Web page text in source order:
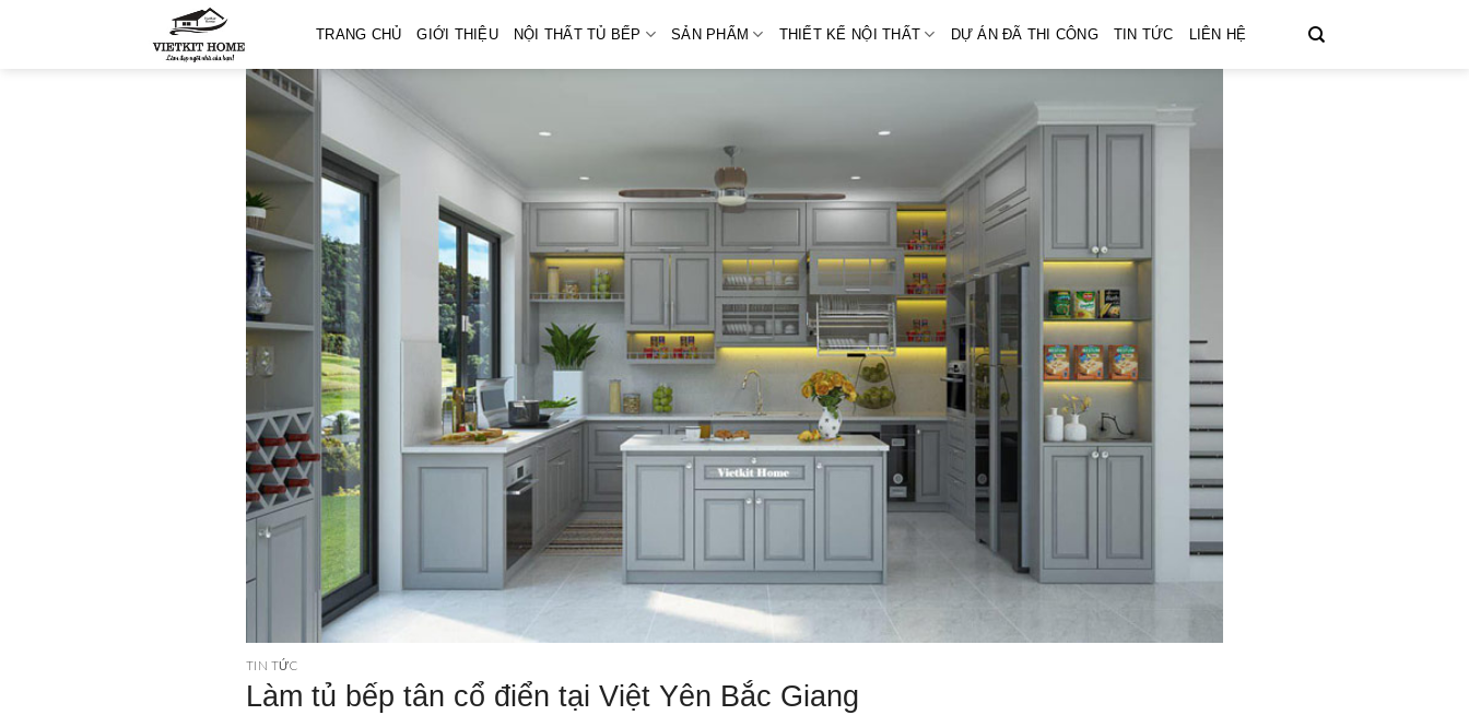
TRANG CHỦ GIỚI THIỆU NỘI THẤT TỦ BẾP SẢN PHẨM THIẾT KẾ NỘI THẤT DỰ ÁN ĐÃ THI CÔNG TIN TỨC LIÊN HỆ
TIN TỨC
Làm tủ bếp tân cổ điển tại Việt Yên Bắc Giang